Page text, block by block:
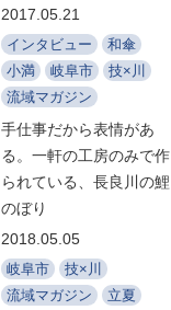
2017.05.21
インタビュー
和傘
小満
岐阜市
技×川
流域マガジン
手仕事だから表情があ
る。一軒の工房のみで作
られている、長良川の鯉
のぼり
2018.05.05
岐阜市
技×川
流域マガジン
立夏